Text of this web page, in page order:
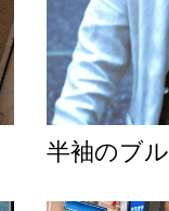
半袖のブ